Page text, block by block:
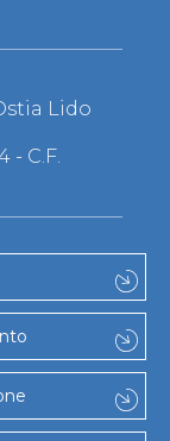
Lido
- C.F.